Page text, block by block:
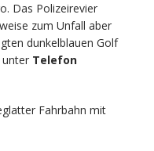
Das Polizeirevier
zum Unfall aber
dunkelblauen Golf
unter Telefon
Fahrbahn mit